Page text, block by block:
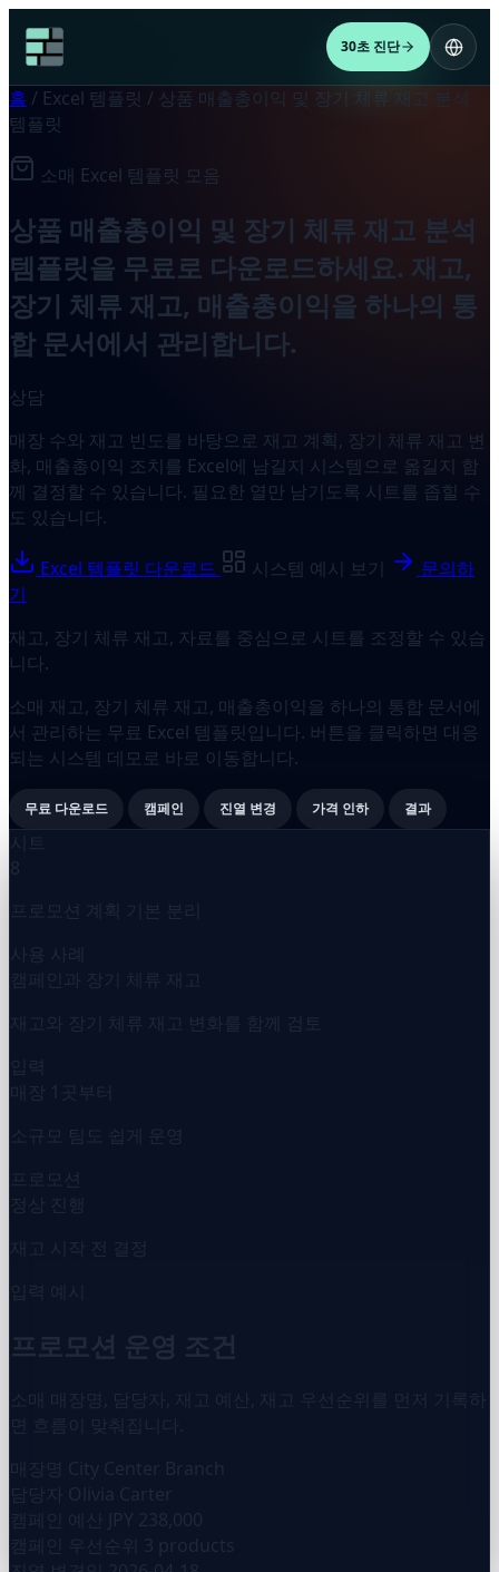
30초 진단
홈 / Excel 템플릿 / 상품 매출총이익 및 장기 체류 재고 분석
템플릿
소매 Excel 템플릿 모음
상품 매출총이익 및 장기 체류 재고 분석
템플릿을 무료로 다운로드하세요. 재고,
장기 체류 재고, 매출총이익을 하나의 통
합 문서에서 관리합니다.
상담
매장 수와 재고 빈도를 바탕으로 재고 계획, 장기 체류 재고 변
화, 매출총이익 조치를 Excel에 남길지 시스템으로 옮길지 함
께 결정할 수 있습니다. 필요한 열만 남기도록 시트를 좁힐 수
도 있습니다.
Excel 템플릿 다운로드 시스템 예시 보기
문의하
기
재고, 장기 체류 재고, 자료를 중심으로 시트를 조정할 수 있습
니다.
소매 재고, 장기 체류 재고, 매출총이익을 하나의 통합 문서에
서 관리하는 무료 Excel 템플릿입니다. 버튼을 클릭하면 대응
되는 시스템 데모로 바로 이동합니다.
무료 다운로드 캠페인 진열 변경 가격 인하 결과
시트
8
프로모션 계획 기본 분리
사용 사례
캠페인과 장기 체류 재고
재고와 장기 체류 재고 변화를 함께 검토
입력
매장 1곳부터
소규모 팀도 쉽게 운영
프로모션
정상 진행
재고 시작 전 결정
입력 예시
프로모션 운영 조건
소매 매장명, 담당자, 재고 예산, 재고 우선순위를 먼저 기록하
면 흐름이 맞춰집니다.
매장명
City Center Branch
담당자
Olivia Carter
JPY 238,000
캠페인 우선순위
3 products